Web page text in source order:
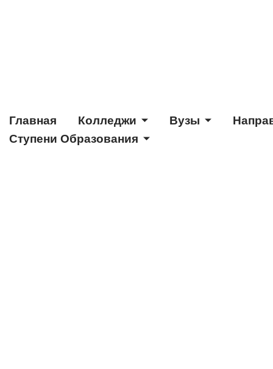
Главная Колледжи Вузы
Ступени Образования